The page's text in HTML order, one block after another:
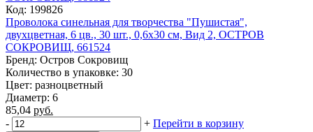
Код: 199826
Проволока синельная для творчества "Пушистая",
двухцветная, 6 цв., 30 шт., 0,6х30 см, Вид 2, ОСТРОВ
СОКРОВИЩ, 661524
Бренд: Остров Сокровищ
Количество в упаковке: 30
Цвет: разноцветный
Диаметр: 6
85,04 руб.
-
+ Перейти в корзину